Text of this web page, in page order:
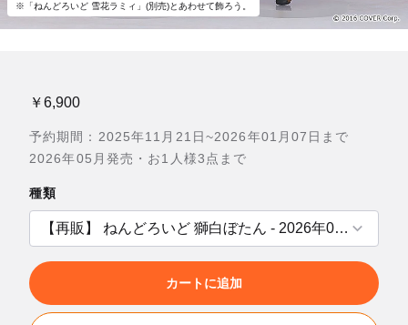
※「ねんどろいど 雪花ラミィ」(別売)とあわせて飾ろう。
￥6,900
予約期間：2025年11月21日~2026年01月07日まで
2026年05月発売・お1人様3点まで
種類
カートに追加